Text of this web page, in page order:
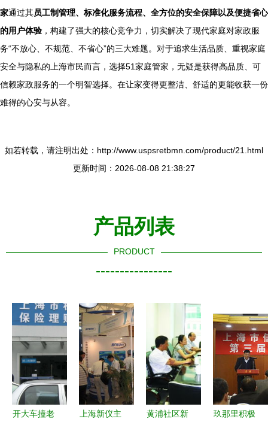
家通过其员工制管理、标准化服务流程、全方位的安全保障以及便捷省心
的用户体验 ，构建了强大的核心竞争力，切实解决了现代家庭对家政服
务“不放心、不规范、不省心”的三大难题。对于追求生活品质、重视家庭
安全与隐私的上海市民而言，选择51家庭管家，无疑是获得高品质、可
信赖家政服务的一个明智选择。在让家变得更整洁、舒适的更能收获一份
难得的心安与从容。
如若转载，请注明出处：http://www.uspsretbmn.com/product/21.html
更新时间：2026-08-08 21:38:27
产品列表
PRODUCT
----------------
开大车撞老
上海新仪主
黄浦社区新
玖那里积极